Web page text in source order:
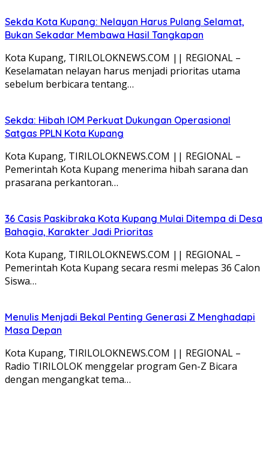
Sekda Kota Kupang: Nelayan Harus Pulang Selamat,
Bukan Sekadar Membawa Hasil Tangkapan
Kota Kupang, TIRILOLOKNEWS.COM || REGIONAL –
Keselamatan nelayan harus menjadi prioritas utama
sebelum berbicara tentang…
Sekda: Hibah IOM Perkuat Dukungan Operasional
Satgas PPLN Kota Kupang
Kota Kupang, TIRILOLOKNEWS.COM || REGIONAL –
Pemerintah Kota Kupang menerima hibah sarana dan
prasarana perkantoran…
36 Casis Paskibraka Kota Kupang Mulai Ditempa di Desa
Bahagia, Karakter Jadi Prioritas
Kota Kupang, TIRILOLOKNEWS.COM || REGIONAL –
Pemerintah Kota Kupang secara resmi melepas 36 Calon
Siswa…
Menulis Menjadi Bekal Penting Generasi Z Menghadapi
Masa Depan
Kota Kupang, TIRILOLOKNEWS.COM || REGIONAL –
Radio TIRILOLOK menggelar program Gen-Z Bicara
dengan mengangkat tema…